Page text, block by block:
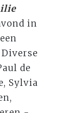
in
Diverse
de
Sylvia